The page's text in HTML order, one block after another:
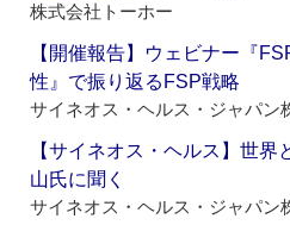
株式会社トーホー
【開催報告】ウェビナー『
性』で振り返るFSP戦略
サイネオス・ヘルス・ジャパン
【サイネオス・ヘルス】世
山氏に聞く
サイネオス・ヘルス・ジャパン